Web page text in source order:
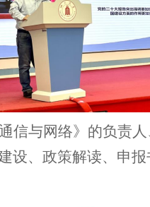
信与网络》的负责
设、政策解读、申